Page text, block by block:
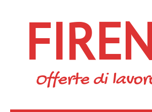
Offerte di